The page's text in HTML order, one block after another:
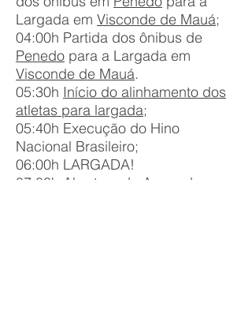
Largada em Visconde de Mauá;
04:00h Partida dos ônibus de
Penedo para a Largada em
Visconde de Mauá.
05:30h Início do alinhamento dos
atletas para largada;
05:40h Execução do Hino
Nacional Brasileiro;
06:00h LARGADA!
07:00h Abertura da Arena de